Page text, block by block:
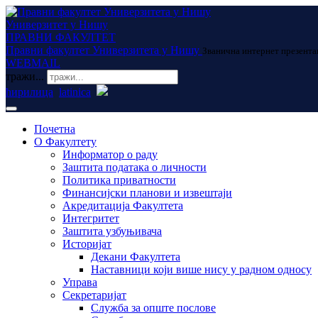
Универзитет у Нишу
ПРАВНИ ФАКУЛТЕТ
Правни факултет Универзитета у Нишу Званична интернет
WEBMAIL
тражи...
ћирилица latinica
Почетна
О Факултету
Информатор о раду
Заштита података о личности
Политика приватности
Финансијски планови и извештаји
Акредитација Факултета
Интегритет
Заштита узбуњивача
Историјат
Декани Факултета
Наставници који више нису у радном односу
Управа
Секретаријат
Служба за опште послове